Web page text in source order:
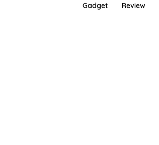
Gadget Review